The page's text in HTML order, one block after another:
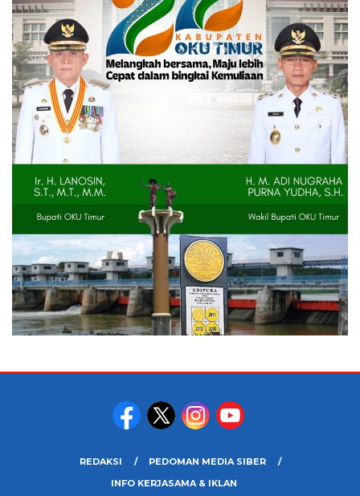
REDAKSI
PEDOMAN MEDIA SIBER
INFO KERJASAMA & IKLAN